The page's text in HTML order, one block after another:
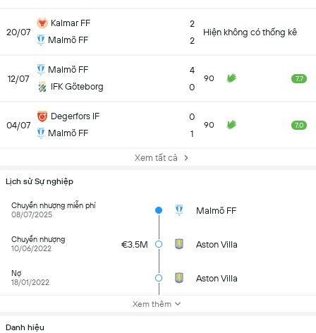
20/07
Kalmar FF
Malmö FF
2
2
Hiện không có thống kê
12/07
Malmö FF
IFK Göteborg
4
0
90 7.7
04/07
Degerfors IF
Malmö FF
0
1
90 7.0
Xem tất cả
Lịch sử Sự nghiệp
Chuyển nhượng miễn phí
08/07/2025
Malmö FF
Chuyển nhượng
10/06/2022
€3.5M Aston Villa
Nợ
18/01/2022
Aston Villa
Xem thêm
Danh hiệu